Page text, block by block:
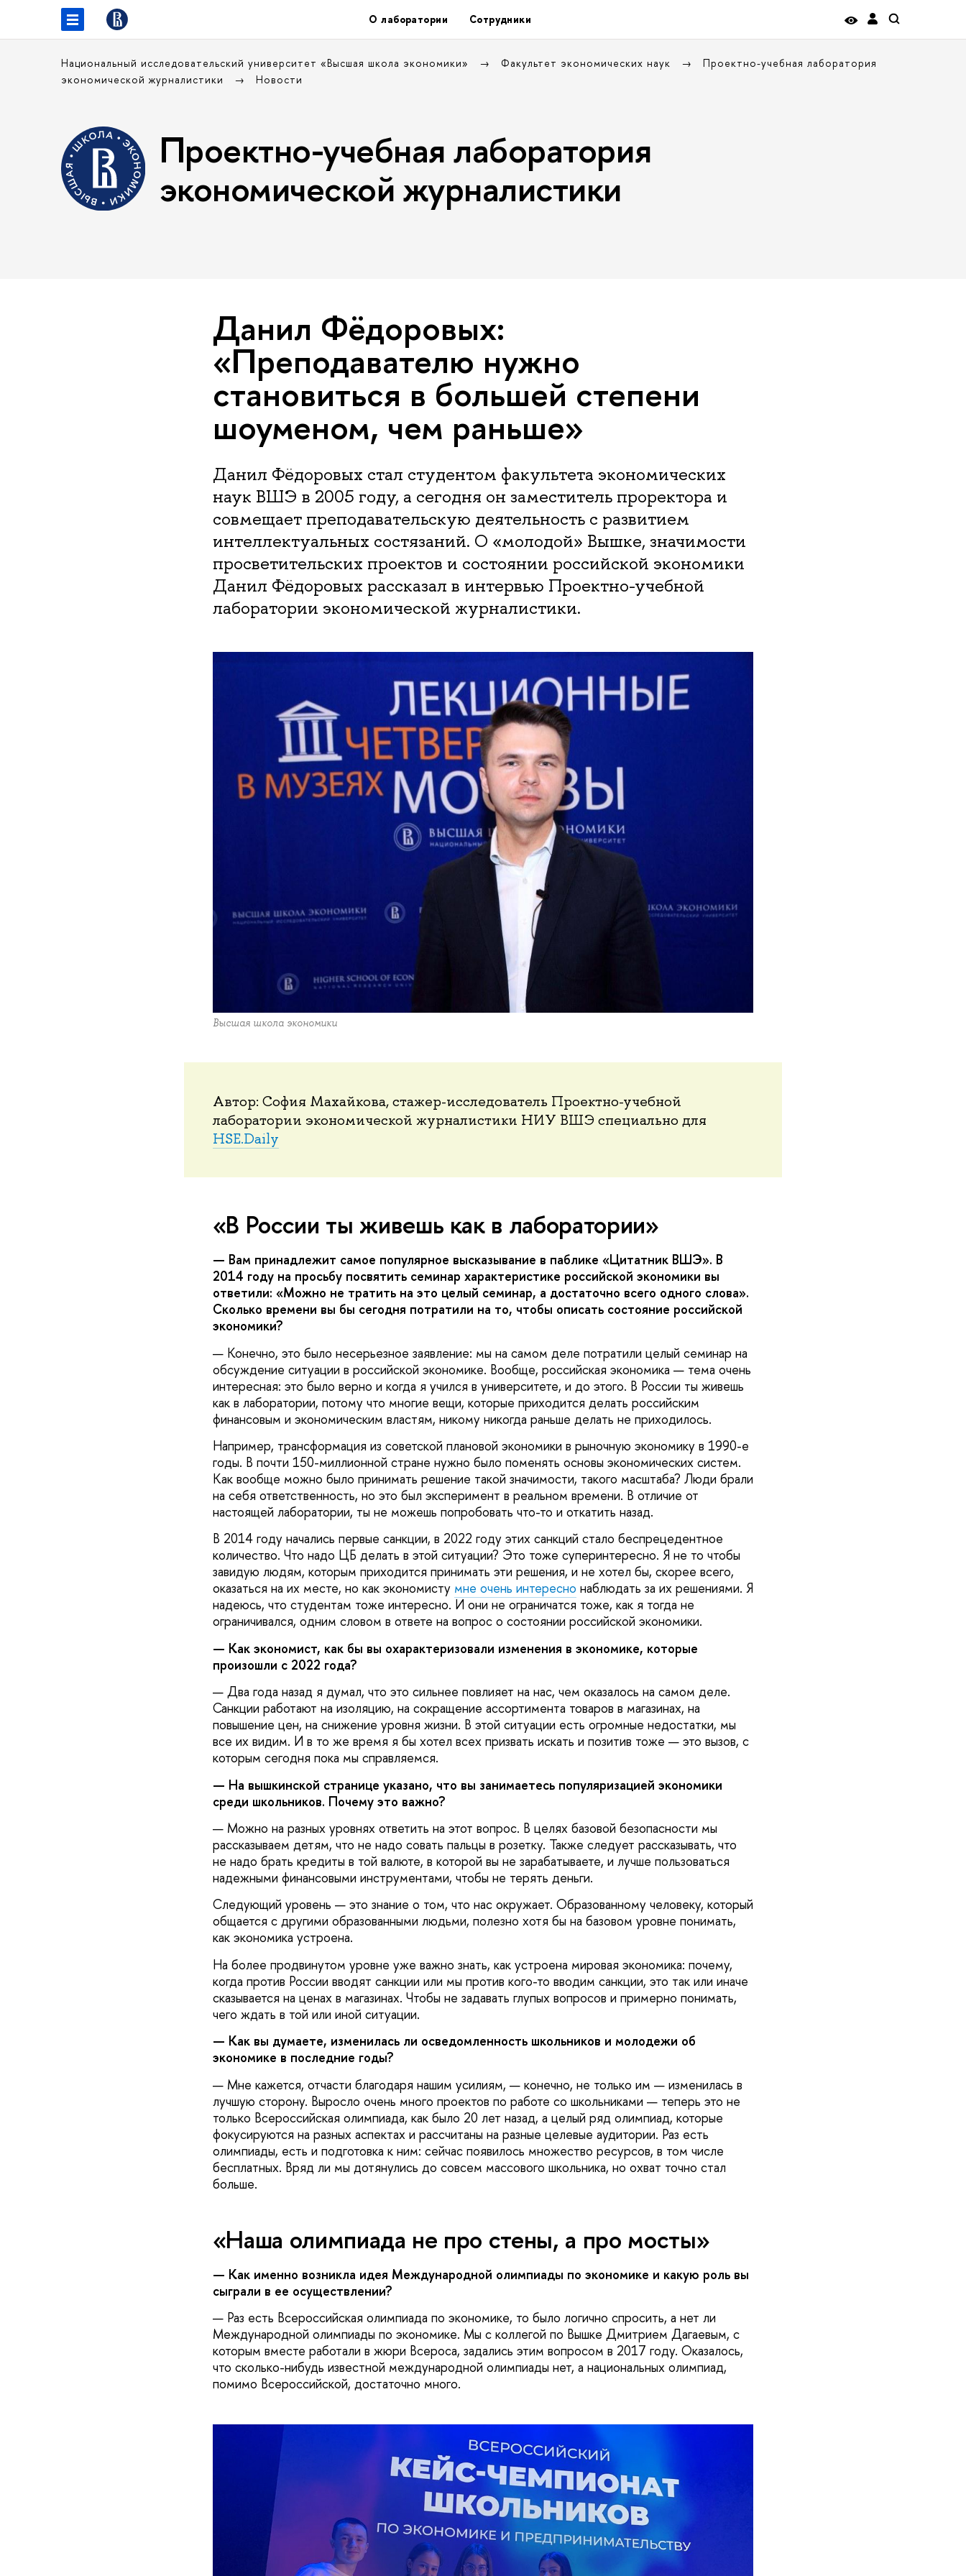
О лаборатории Сотрудники
Национальный исследовательский университет «Высшая школа экономики» Факультет экономических наук
Проектно-учебная лаборатория
экономической журналистики
Новости
Проектно-учебная лаборатория
экономической журналистики
Данил Фёдоровых:
«Преподавателю нужно
становиться в большей степени
шоуменом, чем раньше»
Данил Фёдоровых стал студентом факультета экономических
наук ВШЭ в 2005 году, а сегодня он заместитель проректора и
совмещает преподавательскую деятельность с развитием
интеллектуальных состязаний. О «молодой» Вышке, значимости
просветительских проектов и состоянии российской экономики
Данил Фёдоровых рассказал в интервью Проектно-учебной
лаборатории экономической журналистики.
Высшая школа экономики
Автор: София Махайкова, стажер-исследователь Проектно-учебной
лаборатории экономической журналистики НИУ ВШЭ специально для
HSE.Daily
«В России ты живешь как в лаборатории»
— Вам принадлежит самое популярное высказывание в паблике «Цитатник ВШЭ». В
2014 году на просьбу посвятить семинар характеристике российской экономики вы
ответили: «Можно не тратить на это целый семинар, а достаточно всего одного слова».
Сколько времени вы бы сегодня потратили на то, чтобы описать состояние российской
экономики?
— Конечно, это было несерьезное заявление: мы на самом деле потратили целый семинар на
обсуждение ситуации в российской экономике. Вообще, российская экономика — тема очень
интересная: это было верно и когда я учился в университете, и до этого. В России ты живешь
как в лаборатории, потому что многие вещи, которые приходится делать российским
финансовым и экономическим властям, никому никогда раньше делать не приходилось.
Например, трансформация из советской плановой экономики в рыночную экономику в 1990-е
годы. В почти 150-миллионной стране нужно было поменять основы экономических систем.
Как вообще можно было принимать решение такой значимости, такого масштаба? Люди брали
на себя ответственность, но это был эксперимент в реальном времени. В отличие от
настоящей лаборатории, ты не можешь попробовать что-то и откатить назад.
В 2014 году начались первые санкции, в 2022 году этих санкций стало беспрецедентное
количество. Что надо ЦБ делать в этой ситуации? Это тоже суперинтересно. Я не то чтобы
завидую людям, которым приходится принимать эти решения, и не хотел бы, скорее всего,
оказаться на их месте, но как экономисту мне очень интересно наблюдать за их решениями. Я
надеюсь, что студентам тоже интересно. И они не ограничатся тоже, как я тогда не
ограничивался, одним словом в ответе на вопрос о состоянии российской экономики.
— Как экономист, как бы вы охарактеризовали изменения в экономике, которые
произошли с 2022 года?
— Два года назад я думал, что это сильнее повлияет на нас, чем оказалось на самом деле.
Санкции работают на изоляцию, на сокращение ассортимента товаров в магазинах, на
повышение цен, на снижение уровня жизни. В этой ситуации есть огромные недостатки, мы
все их видим. И в то же время я бы хотел всех призвать искать и позитив тоже — это вызов, с
которым сегодня пока мы справляемся.
— На вышкинской странице указано, что вы занимаетесь популяризацией экономики
среди школьников. Почему это важно?
— Можно на разных уровнях ответить на этот вопрос. В целях базовой безопасности мы
рассказываем детям, что не надо совать пальцы в розетку. Также следует рассказывать, что
не надо брать кредиты в той валюте, в которой вы не зарабатываете, и лучше пользоваться
надежными финансовыми инструментами, чтобы не терять деньги.
Следующий уровень — это знание о том, что нас окружает. Образованному человеку, который
общается с другими образованными людьми, полезно хотя бы на базовом уровне понимать,
как экономика устроена.
На более продвинутом уровне уже важно знать, как устроена мировая экономика: почему,
когда против России вводят санкции или мы против кого-то вводим санкции, это так или иначе
сказывается на ценах в магазинах. Чтобы не задавать глупых вопросов и примерно понимать,
чего ждать в той или иной ситуации.
— Как вы думаете, изменилась ли осведомленность школьников и молодежи об
экономике в последние годы?
— Мне кажется, отчасти благодаря нашим усилиям, — конечно, не только им — изменилась в
лучшую сторону. Выросло очень много проектов по работе со школьниками — теперь это не
только Всероссийская олимпиада, как было 20 лет назад, а целый ряд олимпиад, которые
фокусируются на разных аспектах и рассчитаны на разные целевые аудитории. Раз есть
олимпиады, есть и подготовка к ним: сейчас появилось множество ресурсов, в том числе
бесплатных. Вряд ли мы дотянулись до совсем массового школьника, но охват точно стал
больше.
«Наша олимпиада не про стены, а про мосты»
— Как именно возникла идея Международной олимпиады по экономике и какую роль вы
сыграли в ее осуществлении?
— Раз есть Всероссийская олимпиада по экономике, то было логично спросить, а нет ли
Международной олимпиады по экономике. Мы с коллегой по Вышке Дмитрием Дагаевым, с
которым вместе работали в жюри Всероса, задались этим вопросом в 2017 году. Оказалось,
что сколько-нибудь известной международной олимпиады нет, а национальных олимпиад,
помимо Всероссийской, достаточно много.